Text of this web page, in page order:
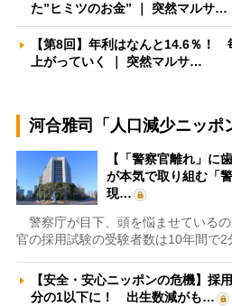
た”ヒミツのお金” ｜ 突然マルサ…
【第8回】年利はなんと14.6％！
上がっていく ｜ 突然マルサ…
河合雅司「人口減少ニッポ
【「警察官離れ」に
が本気で取り組む「
現…
警察庁が目下、頭を悩ませている
官の採用試験の受験者数は10年間で
【安全・安心ニッポンの危機】採
分の1以下に！ 出生数減がも…